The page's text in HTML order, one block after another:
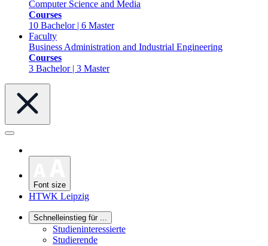
Computer Science and Media
Courses
10 Bachelor | 6 Master
Faculty
Business Administration and Industrial Engineering
Courses
3 Bachelor | 3 Master
Font size
HTWK Leipzig
Schnelleinstieg für ...
Studieninteressierte
Studierende